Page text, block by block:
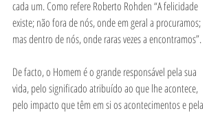
cada um. Como refere Roberto Rohden “A felicidade
existe; não fora de nós, onde em geral a procuramos;
mas dentro de nós, onde raras vezes a encontramos”.
De facto, o Homem é o grande responsável pela sua
vida, pelo significado atribuído ao que lhe acontece,
pelo impacto que têm em si os acontecimentos e pela